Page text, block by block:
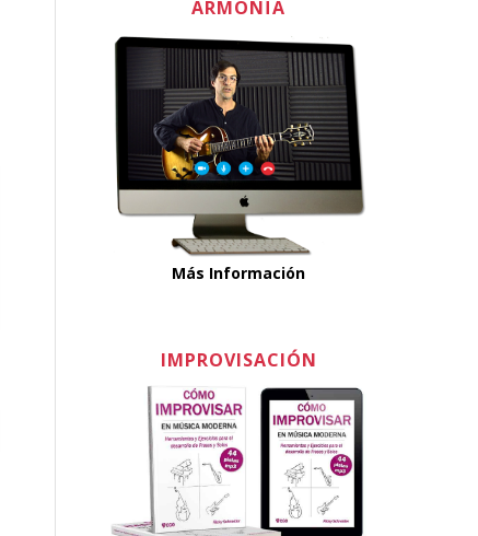
ARMONÏA
Más Información
IMPROVISACIÓN